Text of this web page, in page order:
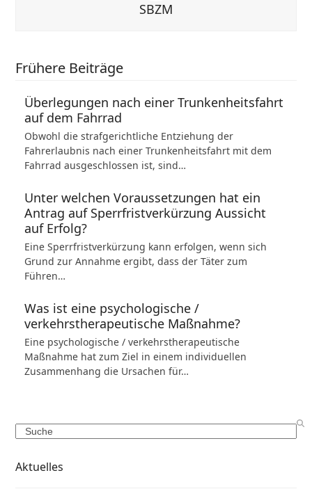
SBZM
Frühere Beiträge
Überlegungen nach einer Trunkenheitsfahrt
auf dem Fahrrad
Obwohl die strafgerichtliche Entziehung der
Fahrerlaubnis nach einer Trunkenheitsfahrt mit dem
Fahrrad ausgeschlossen ist, sind…
Unter welchen Voraussetzungen hat ein
Antrag auf Sperrfristverkürzung Aussicht
auf Erfolg?
Eine Sperrfristverkürzung kann erfolgen, wenn sich
Grund zur Annahme ergibt, dass der Täter zum
Führen…
Was ist eine psychologische /
verkehrstherapeutische Maßnahme?
Eine psychologische / verkehrstherapeutische
Maßnahme hat zum Ziel in einem individuellen
Zusammenhang die Ursachen für…
Search
Aktuelles